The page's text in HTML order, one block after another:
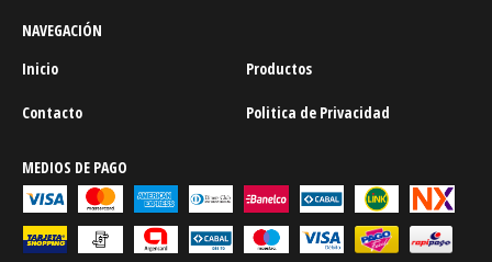
NAVEGACIÓN
Inicio
Productos
Contacto Politica de Privacidad
MEDIOS DE PAGO